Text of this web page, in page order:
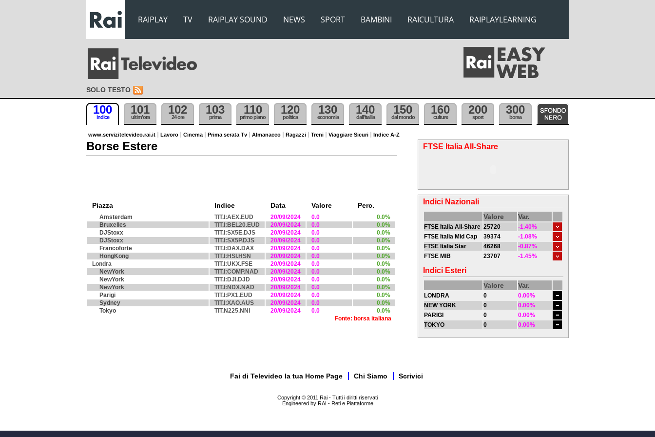
RAIPLAY TV RAIPLAY SOUND NEWS SPORT BAMBINI RAICULTURA RAIPLAYLEARNING
SOLO TESTO
100
indice
101
ultim'ora
102
24 ore
103
prima
110
primo piano
120
politica
130
economia
140
dall'itallia
150
dal mondo
160
culture
200
sport
300
borsa
www.servizitelevideo.rai.it Lavoro Cinema Prima serata Tv Almanacco Ragazzi Treni Viaggiare Sicuri Indice A-Z
Borse Estere
Piazza Indice Data Valore Perc.
Amsterdam TIT.I:AEX.EUD 20/09/2024 0.0
0.0%
Bruxelles
TIT.I:BEL20.EUD 20/09/2024 0.0
0.0%
DJStoxx
TIT.I:SX5E.DJS 20/09/2024 0.0
0.0%
DJStoxx
TIT.I:SX5P.DJS 20/09/2024 0.0
0.0%
Francoforte
TIT.I:DAX.DAX 20/09/2024 0.0
0.0%
HongKong
TIT.I:HSI.HSN 20/09/2024 0.0
0.0%
Londra
TIT.I:UKX.FSE 20/09/2024 0.0
0.0%
NewYork
TIT.I:COMP.NAD 20/09/2024 0.0
0.0%
NewYork
TIT.I:DJI.DJD 20/09/2024 0.0
0.0%
NewYork
TIT.I:NDX.NAD 20/09/2024 0.0
0.0%
Parigi
TIT.I:PX1.EUD 20/09/2024 0.0
0.0%
Sydney
TIT.I:XAO.AUS 20/09/2024 0.0
0.0%
Tokyo
TIT.N225.NNI 20/09/2024 0.0
0.0%
Fonte: borsa italiana
FTSE Italia All-Share
Indici Nazionali
Valore Var.
FTSE Italia All-Share 25720
-1.40%
FTSE Italia Mid Cap
39374
-1.08%
FTSE Italia Star
46268
-0.87%
FTSE MIB
23707 -1.45%
Indici Esteri
Valore Var.
LONDRA 0
0.00%
NEW YORK
0
0.00%
PARIGI
0
0.00%
TOKYO
0 0.00%
Fai di Televideo la tua Home Page Chi Siamo Scrivici
Copyright © 2011 Rai - Tutti i diritti riservati
Engineered by RAI - Reti e Piattaforme